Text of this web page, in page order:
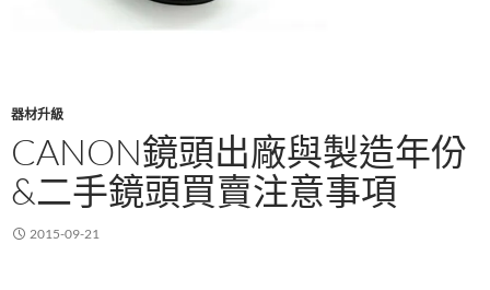
器材升級
CANON鏡頭出廠與製造年份
&二手鏡頭買賣注意事項
2015-09-21